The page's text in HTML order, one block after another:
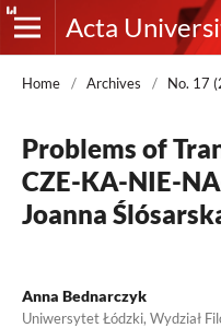
Home / Archives / No. 17
Problems of
CZE-KA-NIE-
Joanna
Anna Bednarczyk
Uniwersytet Łódzki, Wydział